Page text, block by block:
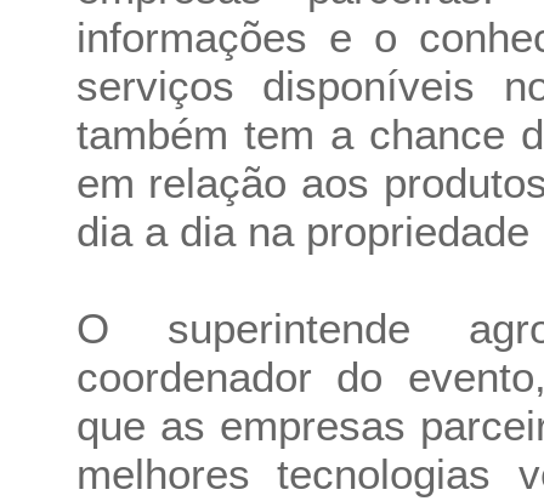
informações e o
serviços disponíveis
também tem a chance
em relação aos
dia a dia na propriedade
O superintende
coordenador do
que as empresas
melhores tecnologias